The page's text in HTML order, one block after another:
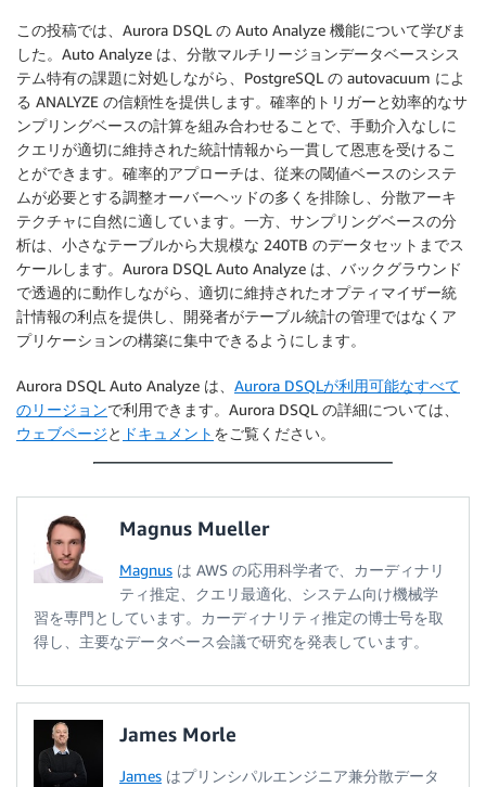
この投稿では、Aurora DSQL の Auto Analyze 機能について学びま
した。Auto Analyze は、分散マルチリージョンデータベースシス
テム特有の課題に対処しながら、PostgreSQL の autovacuum によ
る ANALYZE の信頼性を提供します。確率的トリガーと効率的なサ
ンプリングベースの計算を組み合わせることで、手動介入なしに
クエリが適切に維持された統計情報から一貫して恩恵を受けるこ
とができます。確率的アプローチは、従来の閾値ベースのシステ
ムが必要とする調整オーバーヘッドの多くを排除し、分散アーキ
テクチャに自然に適しています。一方、サンプリングベースの分
析は、小さなテーブルから大規模な 240TB のデータセットまでス
ケールします。Aurora DSQL Auto Analyze は、バックグラウンド
で透過的に動作しながら、適切に維持されたオプティマイザー統
計情報の利点を提供し、開発者がテーブル統計の管理ではなくア
プリケーションの構築に集中できるようにします。
Aurora DSQL Auto Analyze は、 Aurora DSQLが利用可能なすべて
のリージョンで利用できます。Aurora DSQL の詳細については、
ウェブページと ドキュメント をご覧ください。
Magnus Mueller
Magnus は AWS の応用科学者で、カーディナリ
ティ推定、クエリ最適化、システム向け機械学
習を専門としています。カーディナリティ推定の博士号を取
得し、主要なデータベース会議で研究を発表しています。
James Morle
James はプリンシパルエンジニア兼分散データ